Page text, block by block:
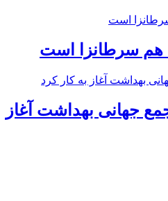
هم سرطانزا است
جهانی بهداشت آغاز